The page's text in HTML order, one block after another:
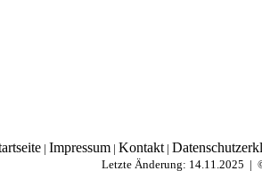
| Impressum| Kontakt|
Letzte Änderung: 14.11.2025 |